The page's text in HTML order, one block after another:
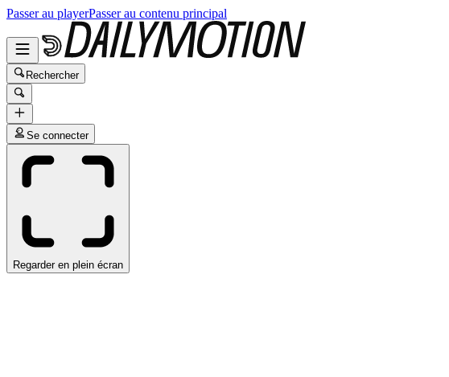
Passer au playerPasser au contenu principal
Rechercher
Se connecter
Regarder en plein écran